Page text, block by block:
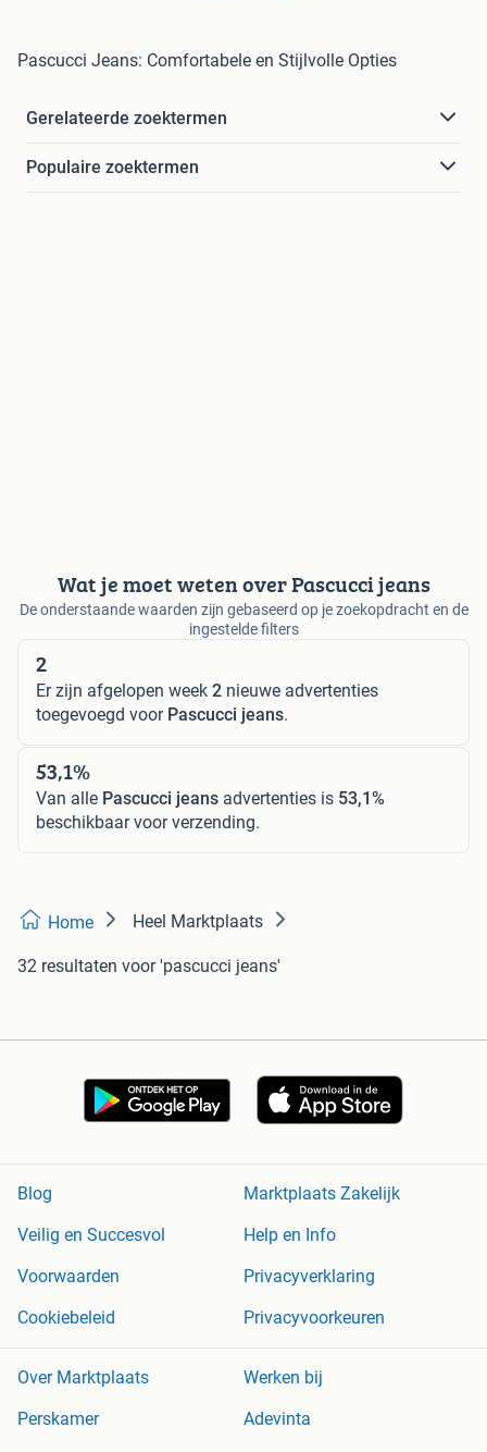
Pascucci Jeans: Comfortabele en Stijlvolle Opties
Gerelateerde zoektermen
Populaire zoektermen
Wat je moet weten over Pascucci jeans
De onderstaande waarden zijn gebaseerd op je zoekopdracht en de
ingestelde filters
2
Er zijn afgelopen week 2 nieuwe advertenties
toegevoegd voor Pascucci jeans.
53,1%
Van alle Pascucci jeans advertenties is 53,1%
beschikbaar voor verzending.
Home Heel Marktplaats
32 resultaten voor 'pascucci jeans'
Blog
Marktplaats Zakelijk
Veilig en Succesvol
Help en Info
Voorwaarden
Privacyverklaring
Cookiebeleid
Privacyvoorkeuren
Over Marktplaats
Werken bij
Perskamer
Adevinta